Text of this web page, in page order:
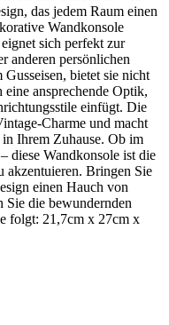
das jedem Raum einen
Wandkonsole
sich perfekt zur
anderen persönlichen
bietet sie nicht
ansprechende Optik,
einfügt. Die
Charme und macht
Ihrem Zuhause. Ob im
diese Wandkonsole ist die
akzentuieren. Bringen Sie
einen Hauch von
Sie die bewundernden
folgt: 21,7cm x 27cm x